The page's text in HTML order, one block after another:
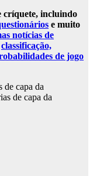
críquete, incluindo
e muito
notícias de
classificação,
de jogo
de capa da
de capa da